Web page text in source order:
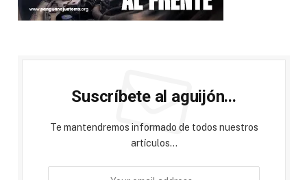
Suscríbete al aguijón...
Te mantendremos informado de todos nuestros
artículos...